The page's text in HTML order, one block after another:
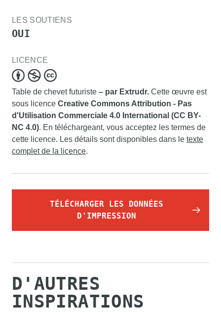
LES SOUTIENS
OUI
LICENCE
Table de chevet futuriste – par Extrudr. Cette œuvre est
sous licence Creative Commons Attribution - Pas
d'Utilisation Commerciale 4.0 International (CC BY-
NC 4.0). En téléchargeant, vous acceptez les termes de
cette licence. Les détails sont disponibles dans le texte
complet de la licence.
TÉLÉCHARGER LES DONNÉES
D'IMPRESSION
D'AUTRES
INSPIRATIONS